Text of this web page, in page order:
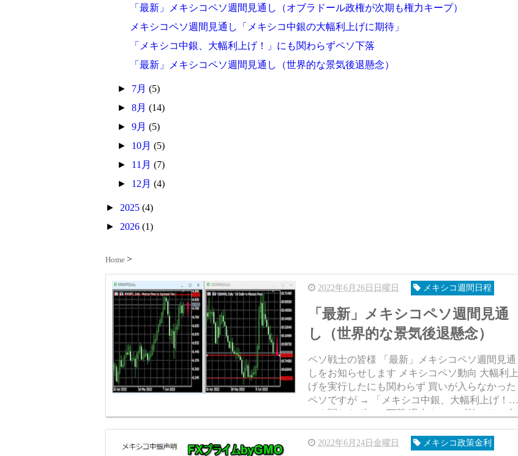
「最新」メキシコペソ週間見通し（オブラドール政権が次期も権力キープ）
メキシコペソ週間見通し「メキシコ中銀の大幅利上げに期待」
「メキシコ中銀、大幅利上げ！」にも関わらずペソ下落
「最新」メキシコペソ週間見通し（世界的な景気後退懸念）
► 7月(5)
►8月(14)
►9月(5)
► 10月(5)
► 11月(7)
► 12月(4)
► 2025 (4)
► 2026 (1)
Home
2022年6月26日日曜日 メキシコ週間日程
「最新」メキシコペソ週間見通
し（世界的な景気後退懸念）
ペソ戦士の皆様 「最新」メキシコペソ週間見通
しをお知らせします メキシコペソ動向 大幅利上
げを実行したにも関わらず 買いが入らなかった
ペソですが → 「メキシコ中銀、大幅利上げ！」
にも関わらずペソ下落 週末クローズ前にドル売
りが強まったことで ドルペソがいい感じで回復
してくれまし...
2022年6月24日金曜日 メキシコ政策金利